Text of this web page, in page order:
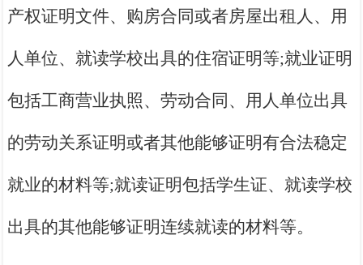
产权证明文件、购房合同或者房屋出租人、用
人单位、就读学校出具的住宿证明等;就业证明
包括工商营业执照、劳动合同、用人单位出具
的劳动关系证明或者其他能够证明有合法稳定
就业的材料等;就读证明包括学生证、就读学校
出具的其他能够证明连续就读的材料等。